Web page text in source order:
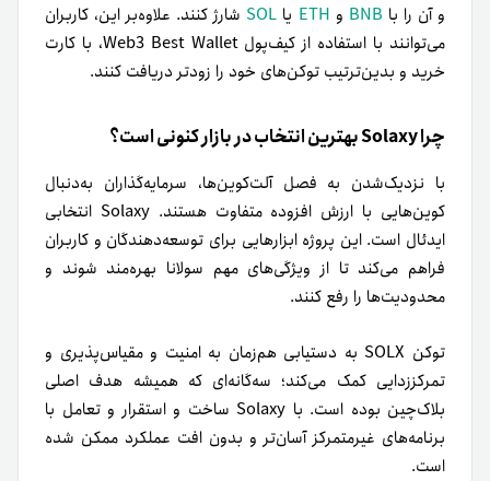
و آن را با BNB و ETH یا SOL شارژ کنند. علاوه‌بر این، کاربران
می‌توانند با استفاده از کیف‌پول Web3 Best Wallet، با کارت
خرید و بدین‌ترتیب توکن‌های خود را زودتر دریافت کنند.
چرا Solaxy بهترین انتخاب در بازار کنونی است؟
با نزدیک‌شدن به فصل آلت‌کوین‌ها، سرمایه‌گذاران به‌دنبال
کوین‌هایی با ارزش افزوده متفاوت هستند. Solaxy انتخابی
ایدئال است. این پروژه ابزارهایی برای توسعه‌دهندگان و کاربران
فراهم می‌کند تا از ویژگی‌های مهم سولانا بهره‌مند شوند و
محدودیت‌ها را رفع کنند.
توکن SOLX به دستیابی هم‌زمان به امنیت و مقیاس‌پذیری و
تمرکززدایی کمک می‌کند؛ سه‌گانه‌ای که همیشه هدف اصلی
بلاک‌چین بوده است. با Solaxy ساخت و استقرار و تعامل با
برنامه‌های غیرمتمرکز آسان‌تر و بدون افت عملکرد ممکن شده
است.